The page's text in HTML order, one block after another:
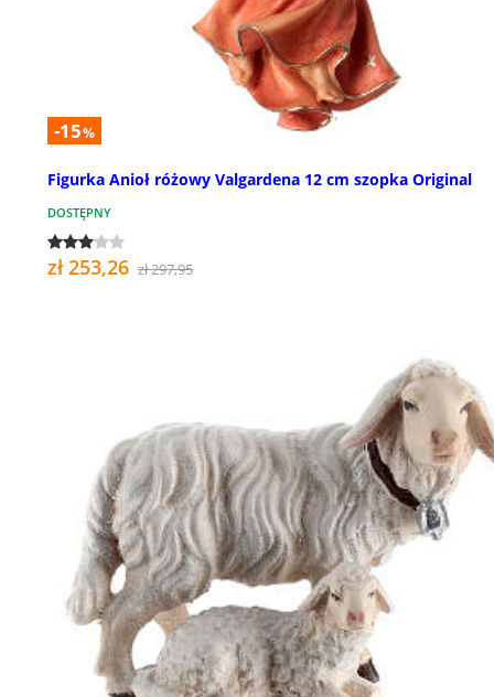
-15%
Figurka Anioł różowy Valgardena 12 cm szopka Original
DOSTĘPNY
zł 253,26 zł 297,95